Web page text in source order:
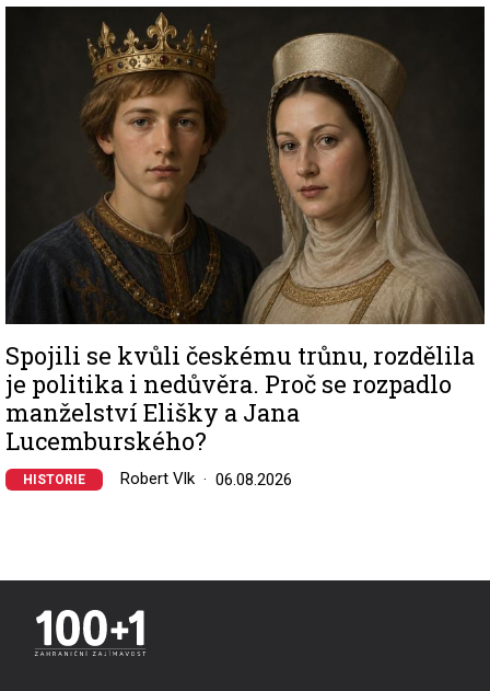
Spojili se kvůli českému trůnu, rozdělila
je politika i nedůvěra. Proč se rozpadlo
manželství Elišky a Jana
Lucemburského?
HISTORIE Robert Vlk 06.08.2026